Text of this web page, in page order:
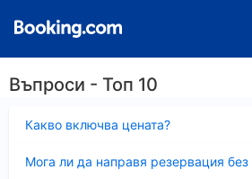
Въпроси - Топ 10
Какво включва цената?
Мога ли да направя резервация без